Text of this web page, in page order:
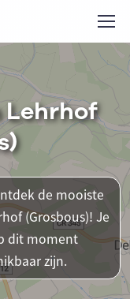
de mooiste
(Grosbous)! Je
dit moment
zijn.